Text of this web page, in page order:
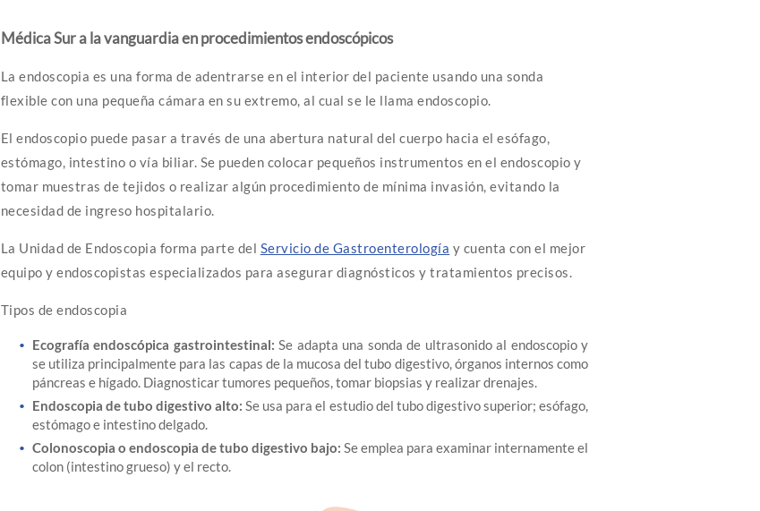
Médica Sur a la vanguardia en procedimientos endoscópicos
La endoscopia es una forma de adentrarse en el interior del paciente usando una sonda
flexible con una pequeña cámara en su extremo, al cual se le llama endoscopio.
El endoscopio puede pasar a través de una abertura natural del cuerpo hacia el esófago,
estómago, intestino o vía biliar. Se pueden colocar pequeños instrumentos en el endoscopio y
tomar muestras de tejidos o realizar algún procedimiento de mínima invasión, evitando la
necesidad de ingreso hospitalario.
La Unidad de Endoscopia forma parte del Servicio de Gastroenterología y cuenta con el mejor
equipo y endoscopistas especializados para asegurar diagnósticos y tratamientos precisos.
Tipos de endoscopia
Ecografía endoscópica gastrointestinal: Se adapta una sonda de ultrasonido al endoscopio y
se utiliza principalmente para las capas de la mucosa del tubo digestivo, órganos internos como
páncreas e hígado. Diagnosticar tumores pequeños, tomar biopsias y realizar drenajes.
Endoscopia de tubo digestivo alto:Se usa para el estudio del tubo digestivo superior; esófago,
estómago e intestino delgado.
Colonoscopia o endoscopia de tubo digestivo bajo: Se emplea para examinar internamente el
colon (intestino grueso) y el recto.